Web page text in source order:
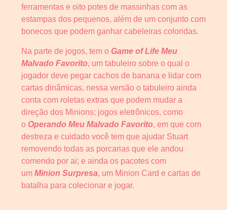
ferramentas e oito potes de massinhas com as
estampas dos pequenos, além de um conjunto com
bonecos que podem ganhar cabeleiras coloridas.
Na parte de jogos, tem o Game of Life Meu
Malvado Favorito, um tabuleiro sobre o qual o
jogador deve pegar cachos de banana e lidar com
cartas dinâmicas, nessa versão o tabuleiro ainda
conta com roletas extras que podem mudar a
direção dos Minions; jogos eletrônicos, como
o Operando Meu Malvado Favorito, em que com
destreza e cuidado você tem que ajudar Stuart
removendo todas as porcarias que ele andou
comendo por ai; e ainda os pacotes com
um Minion Surpresa, um Minion Card e cartas de
batalha para colecionar e jogar.